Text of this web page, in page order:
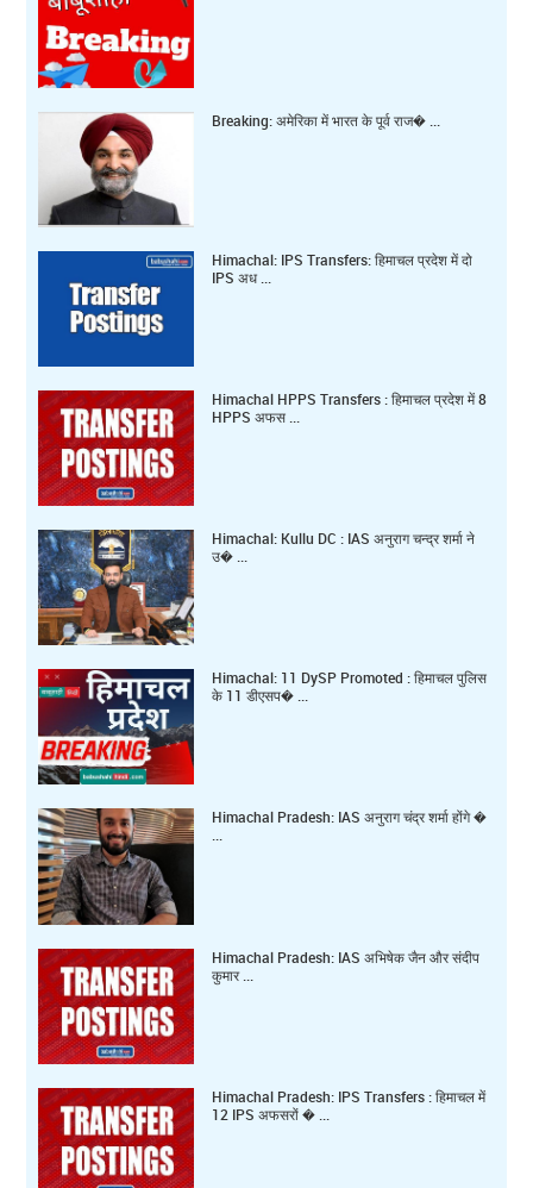
Breaking: अमेरिका में भारत के पूर्व राज� ...
Himachal: IPS Transfers: हिमाचल प्रदेश में दो
IPS अध ...
Himachal HPPS Transfers : हिमाचल प्रदेश में 8
HPPS अफस ...
Himachal: Kullu DC : IAS अनुराग चन्द्र शर्मा ने
उ� ...
Himachal: 11 DySP Promoted : हिमाचल पुलिस
के 11 डीएसप� ...
Himachal Pradesh: IAS अनुराग चंद्र शर्मा होंगे �
...
Himachal Pradesh: IAS अभिषेक जैन और संदीप
कुमार ...
Himachal Pradesh: IPS Transfers : हिमाचल में
12 IPS अफसरों � ...